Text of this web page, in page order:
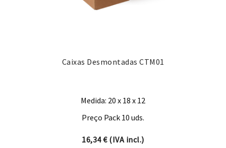
Caixas Desmontadas CTM01
Medida: 20 x 18 x 12
Preço Pack 10 uds.
16,34€(IVA incl.)